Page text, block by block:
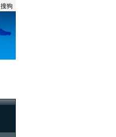
搜狗